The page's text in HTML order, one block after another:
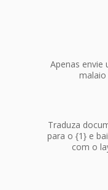
Apenas
malaio
Traduza
para o {1} e
com o